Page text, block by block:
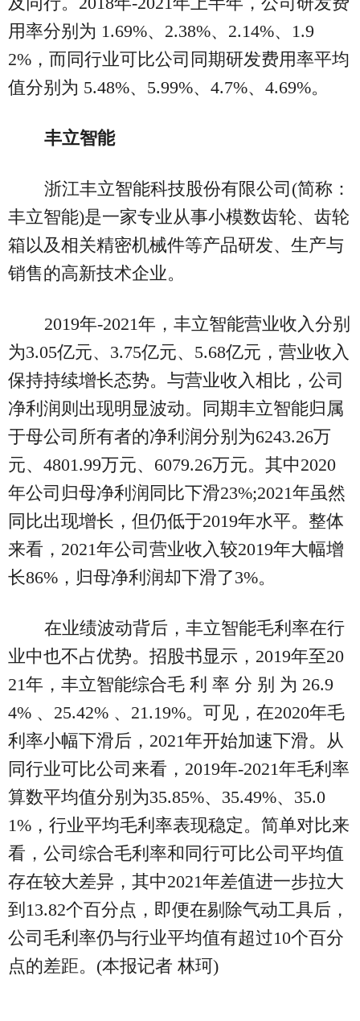
用率分别为 1.69%、2.38%、2.14%、1.9
2%，而同行业可比公司同期研发费用率平均
值分别为 5.48%、5.99%、4.7%、4.69%。
丰立智能
浙江丰立智能科技股份有限公司(简称：
丰立智能)是一家专业从事小模数齿轮、齿轮
箱以及相关精密机械件等产品研发、生产与
销售的高新技术企业。
2019年-2021年，丰立智能营业收入分别
为3.05亿元、3.75亿元、5.68亿元，营业收入
保持持续增长态势。与营业收入相比，公司
净利润则出现明显波动。同期丰立智能归属
于母公司所有者的净利润分别为6243.26万
元、4801.99万元、6079.26万元。其中2020
年公司归母净利润同比下滑23%;2021年虽然
同比出现增长，但仍低于2019年水平。整体
来看，2021年公司营业收入较2019年大幅增
长86%，归母净利润却下滑了3%。
在业绩波动背后，丰立智能毛利率在行
业中也不占优势。招股书显示，2019年至20
21年，丰立智能综合毛 利 率 分 别 为 26.9
4% 、25.42% 、21.19%。可见，在2020年毛
利率小幅下滑后，2021年开始加速下滑。从
同行业可比公司来看，2019年-2021年毛利率
算数平均值分别为35.85%、35.49%、35.0
1%，行业平均毛利率表现稳定。简单对比来
看，公司综合毛利率和同行可比公司平均值
存在较大差异，其中2021年差值进一步拉大
到13.82个百分点，即便在剔除气动工具后，
公司毛利率仍与行业平均值有超过10个百分
点的差距。(本报记者 林珂)